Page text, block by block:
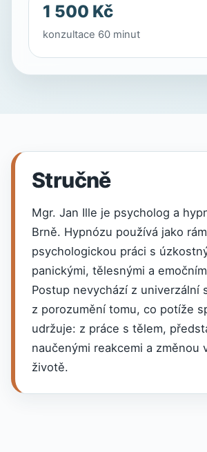
1 500 Kč
konzultace 60 minut
Stručně
Mgr. Jan Ille je psycholog a
Brně. Hypnózu používá jako
psychologickou práci s
panickými, tělesnými a
Postup nevychází z univerzální
z porozumění tomu, co potíže
udržuje: z práce s tělem,
naučenými reakcemi a změnou
životě.